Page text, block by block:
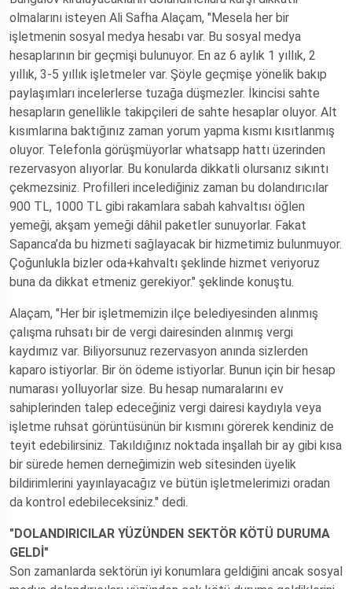
olmalarını isteyen Ali Safha Alaçam, "Mesela her bir
işletmenin sosyal medya hesabı var. Bu sosyal medya
hesaplarının bir geçmişi bulunuyor. En az 6 aylık 1 yıllık, 2
yıllık, 3-5 yıllık işletmeler var. Şöyle geçmişe yönelik bakıp
paylaşımları incelerlerse tuzağa düşmezler. İkincisi sahte
hesapların genellikle takipçileri de sahte hesaplar oluyor. Alt
kısımlarına baktığınız zaman yorum yapma kısmı kısıtlanmış
oluyor. Telefonla görüşmüyorlar whatsapp hattı üzerinden
rezervasyon alıyorlar. Bu konularda dikkatli olursanız sıkıntı
çekmezsiniz. Profilleri incelediğiniz zaman bu dolandırıcılar
900 TL, 1000 TL gibi rakamlara sabah kahvaltısı öğlen
yemeği, akşam yemeği dâhil paketler sunuyorlar. Fakat
Sapanca’da bu hizmeti sağlayacak bir hizmetimiz bulunmuyor.
Çoğunlukla bizler oda+kahvaltı şeklinde hizmet veriyoruz
buna da dikkat etmeniz gerekiyor." şeklinde konuştu.
Alaçam, "Her bir işletmemizin ilçe belediyesinden alınmış
çalışma ruhsatı bir de vergi dairesinden alınmış vergi
kaydımız var. Biliyorsunuz rezervasyon anında sizlerden
kaparo istiyorlar. Bir ön ödeme istiyorlar. Bunun için bir hesap
numarası yolluyorlar size. Bu hesap numaralarını ev
sahiplerinden talep edeceğiniz vergi dairesi kaydıyla veya
işletme ruhsat görüntüsünün bir kısmını görerek kendiniz de
teyit edebilirsiniz. Takıldığınız noktada inşallah bir ay gibi kısa
bir sürede hemen derneğimizin web sitesinden üyelik
bildirimlerini yayınlayacağız ve bütün işletmelerimizi oradan
da kontrol edebileceksiniz." dedi.
"DOLANDIRICILAR YÜZÜNDEN SEKTÖR KÖTÜ DURUMA
GELDİ"
Son zamanlarda sektörün iyi konumlara geldiğini ancak sosyal